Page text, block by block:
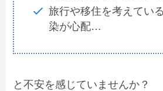
旅行や移住を考えてい
染が心配…
と不安を感じていませんか？